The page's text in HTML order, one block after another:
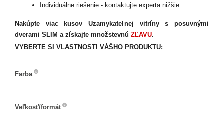
Individuálne riešenie - kontaktujte experta nižšie.
Nakúpte viac kusov Uzamykateľnej vitríny s posuvnými
dverami SLIM a získajte množstevnú ZĽAVU.
VYBERTE SI VLASTNOSTI VÁŠHO PRODUKTU:
Farba
Veľkosť/formát